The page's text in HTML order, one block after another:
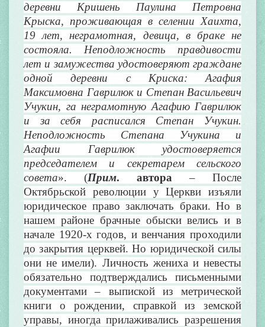
деревни Кришень Паулина Петровна
Крыска, проживающая в селении Хаихта,
19 лет, неграмотная, девица, в браке не
состояла. Неподложность правдивости
лет и замужества удостоверяют граждане
одной деревни с Криска: Агафия
Максимовна Гаврилюк и Степан Васильевич
Учукин, га неграмотную Агафию Гаврилюк
и за себя расписался Степан Учукин.
Неподложность Степана Учукина и
Агафии Гаврилюк удостоверяется
председателем и секретарем сельского
совета». (Прим. автора – После
Октябрьской революции у Церкви изъяли
юридическое право заключать браки. Но в
нашем районе брачные обыски велись и в
начале 1920-х годов, и венчания проходили
до закрытия церквей. Но юридической силы
они не имели). Личность жениха и невесты
обязательно подтверждались письменными
документами – выпиской из метрической
книги о рождении, справкой из земской
управы, иногда прилаживались разрешения